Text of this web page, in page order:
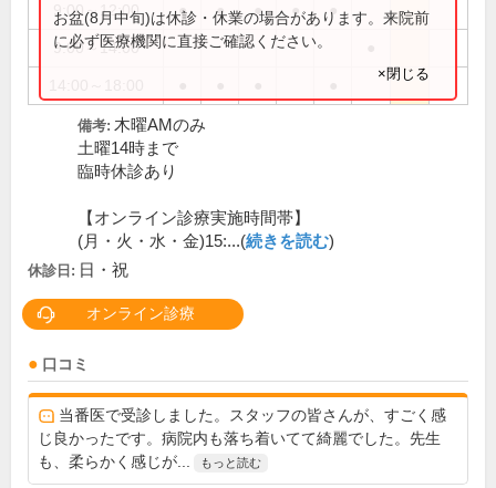
9:00～12:00 ● ● ● ● ●
9:00～14:00
お盆(8月中旬)は休診・休業の場合があります。来院前
に必ず医療機関に直接ご確認ください。
×閉じる
備考: 木曜AMのみ
土曜14時まで
臨時休診あり
【オンライン診療実施時間帯】
(月・火・水・金)15:...(続きを読む)
休診日: 日・祝
オンライン診療
口コミ
当番医で受診しました。スタッフの皆さんが、すごく感
じ良かったです。病院内も落ち着いてて綺麗でした。先生
も、柔らかく感じが...
もっと読む